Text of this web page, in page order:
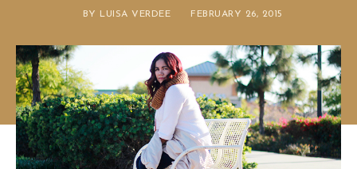
BY LUISA VERDEE FEBRUARY 26, 2015